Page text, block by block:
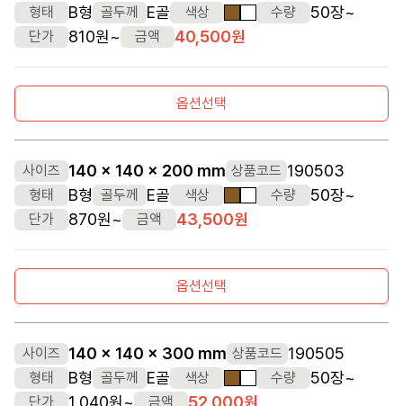
형태 B형 골두께 E골 색상 갈색
흰색 수량 50장~
단가 810원~ 금액 40,500원
옵션선택
사이즈 140 x 140 x 200 mm 상품코드 190503
형태 B형 골두께 E골 색상 갈색
흰색 수량 50장~
단가 870원~ 금액 43,500원
옵션선택
사이즈 140 x 140 x 300 mm 상품코드 190505
형태 B형 골두께 E골 색상 갈색
흰색 수량 50장~
단가 금액